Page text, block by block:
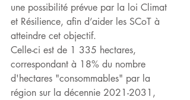
une possibilité prévue par la loi Climat
et Résilience, afin d’aider les SCoT à
atteindre cet objectif.
Celle-ci est de 1 335 hectares,
correspondant à 18% du nombre
d'hectares "consommables" par la
région sur la décennie 2021-2031,